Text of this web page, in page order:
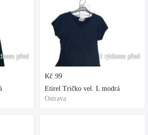
před 1 týdnem před
Kč 99
Etirel Tričko vel. L modrá
Ostrava